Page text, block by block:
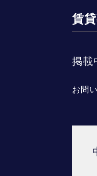
賃
掲載
お問